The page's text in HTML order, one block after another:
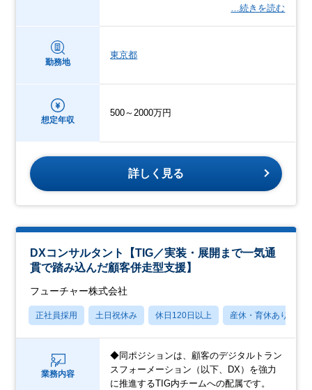
…続きを読む
勤務地
東京都
想定年収
500～2000万円
詳しく見る
DXコンサルタント【TIG／実装・展開まで一気通
貫で踏み込んだ顧客併走型支援】
フューチャー株式会社
正社員採用 土日祝休み 休日120日以上 産休・育休あり
業務内容
◆同ポジションは、顧客のデジタルトラン
スフォーメーション（以下、DX）を強力
に推進するTIG内チームへの配属です。